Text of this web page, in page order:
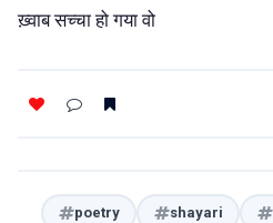
ख़्वाब सच्चा हो गया वो
poetry shayari